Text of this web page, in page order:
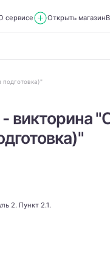
сервисе Открыть магазин
-
2. Пункт 2.1.